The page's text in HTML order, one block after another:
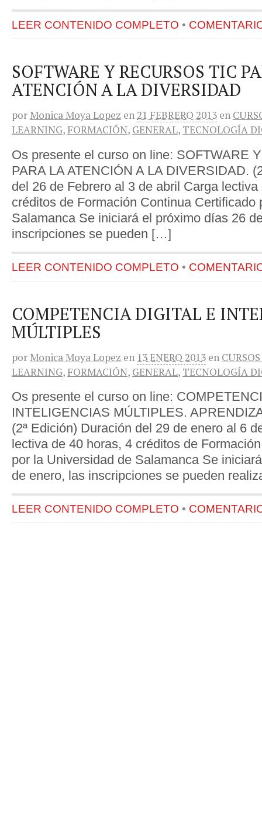
LEER CONTENIDO COMPLETO •
SOFTWARE Y RECURSOS TIC
ATENCIÓN A LA DIVERSIDAD
por Monica Moya Lopez en 21 FEBRERO 2013 en
LEARNING, FORMACIÓN, GENERAL, TECNOLOGÍA
Os presente el curso on line: SOFTWARE
PARA LA ATENCIÓN A LA DIVERSIDAD.
del 26 de Febrero al 3 de abril Carga
créditos de Formación Continua Certificado
Salamanca Se iniciará el próximo días 26
inscripciones se pueden […]
LEER CONTENIDO COMPLETO •
COMPETENCIA DIGITAL E
MÚLTIPLES
por Monica Moya Lopez en 13 ENERO 2013 en
LEARNING, FORMACIÓN, GENERAL, TECNOLOGÍA
Os presente el curso on line:
INTELIGENCIAS MÚLTIPLES.
(2ª Edición) Duración del 29 de enero al 6
lectiva de 40 horas, 4 créditos de
por la Universidad de Salamanca Se
de enero, las inscripciones se pueden
LEER CONTENIDO COMPLETO •